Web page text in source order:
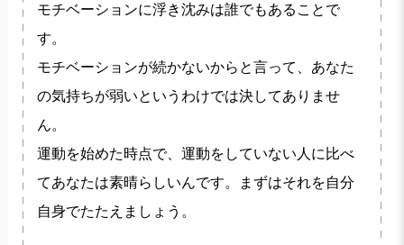
モチベーションに浮き沈みは誰でもあることで
す。
モチベーションが続かないからと言って、あなた
の気持ちが弱いというわけでは決してありませ
ん。
運動を始めた時点で、運動をしていない人に比べ
てあなたは素晴らしいんです。まずはそれを自分
自身でたたえましょう。